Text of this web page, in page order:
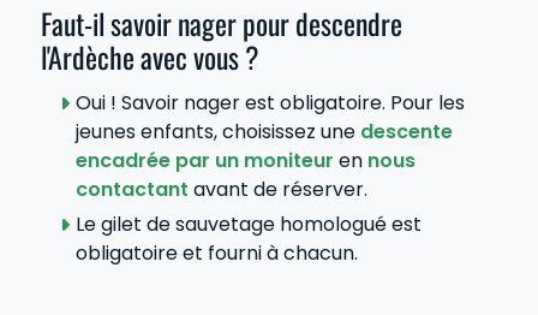
Faut-il savoir nager pour descendre
l'Ardèche avec vous ?
Oui ! Savoir nager est obligatoire. Pour les
jeunes enfants, choisissez une descente
encadrée par un moniteur en nous
contactant avant de réserver.
Le gilet de sauvetage homologué est
obligatoire et fourni à chacun.